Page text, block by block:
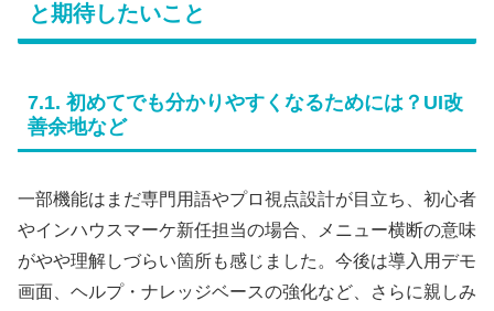
と期待したいこと
7.1. 初めてでも分かりやすくなるためには？UI改
善余地など
一部機能はまだ専門用語やプロ視点設計が目立ち、初心者
やインハウスマーケ新任担当の場合、メニュー横断の意味
がやや理解しづらい箇所も感じました。今後は導入用デモ
画面、ヘルプ・ナレッジベースの強化など、さらに親しみ